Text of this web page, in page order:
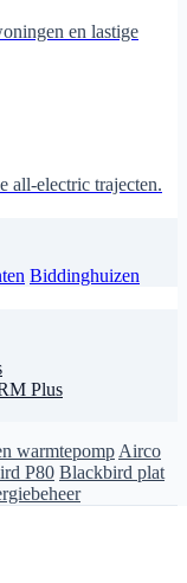
en lastige
all-electric trajecten.
Biddinghuizen
Plus
warmtepomp Airco
P80 Blackbird plat